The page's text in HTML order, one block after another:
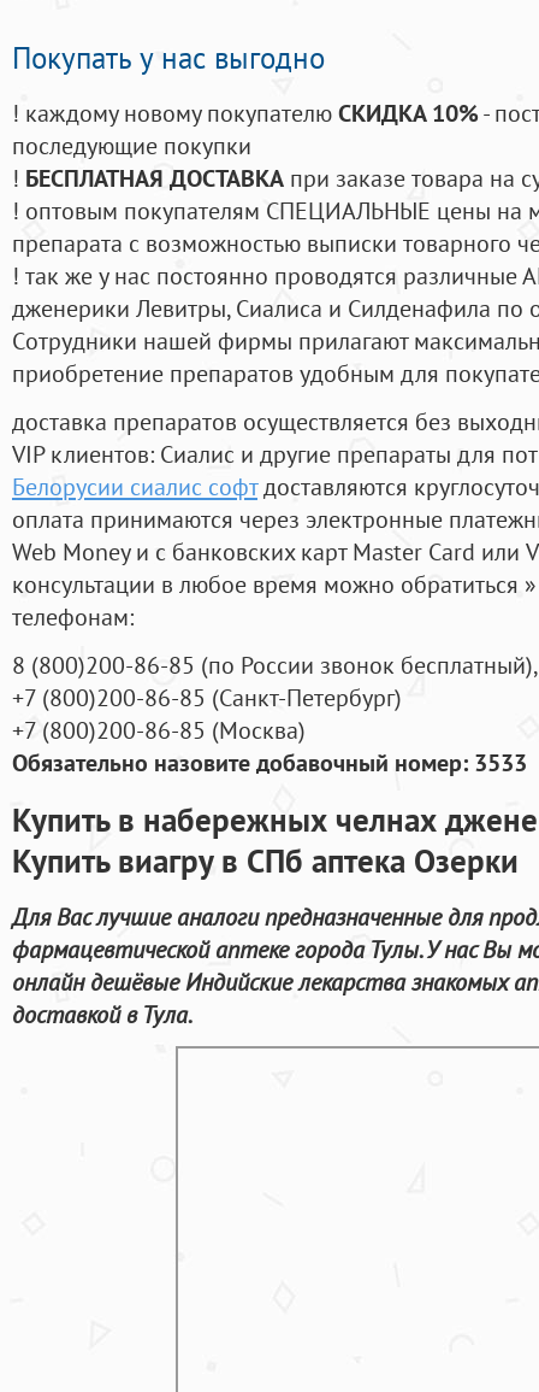
Покупать у нас выгодно
! каждому новому покупателюСКИДКА 10%-
последующие покупки
! БЕСПЛАТНАЯ ДОСТАВКА при заказе товара на
! оптовым покупателям СПЕЦИАЛЬНЫЕ цены на
препарата с возможностью выписки товарного
! так же у нас постоянно проводятся
дженерики Левитры, Сиалиса и Силденафила по
Cотрудники нашей фирмы прилагают
приобретение препаратов удобным для
доставка препаратов осуществляется без
VIP клиентов: Сиалис и другие препараты для
Белорусии сиалис софтдоставляются
оплата принимаются через электронные
Web Money и с банковских карт Master Card или
консультации в любое время можно обратиться
телефонам:
8 (800)200-86-85 (по России звонок бесплатный),
+7 (800)200-86-85 (Санкт-Петербург)
+7 (800)200-86-85 (Москва)
Обязательно назовите добавочный номер: 3533
Купить в набережных челнах
Купить виагру в СПб аптека Озерки
Для Вас лучшие аналоги предназначенные для
фармацевтической аптеке города Тулы. У нас Вы
онлайн дешёвые Индийские лекарства знакомых
доставкой в Тула.